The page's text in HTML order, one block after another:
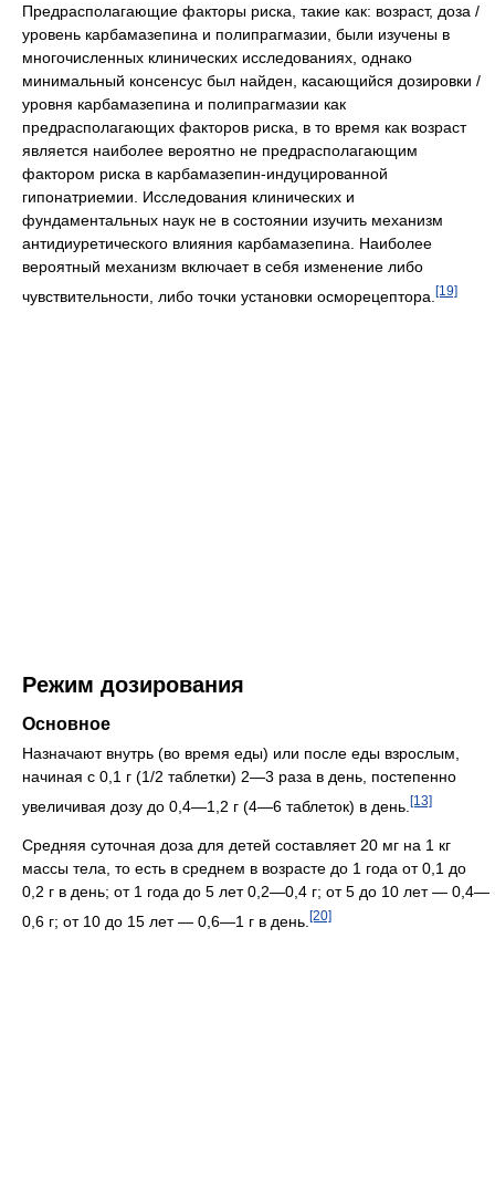
Предрасполагающие факторы риска, такие как: возраст, доза /
уровень карбамазепина и полипрагмазии, были изучены в
многочисленных клинических исследованиях, однако
минимальный консенсус был найден, касающийся дозировки /
уровня карбамазепина и полипрагмазии как
предрасполагающих факторов риска, в то время как возраст
является наиболее вероятно не предрасполагающим
фактором риска в карбамазепин-индуцированной
гипонатриемии. Исследования клинических и
фундаментальных наук не в состоянии изучить механизм
антидиуретического влияния карбамазепина. Наиболее
вероятный механизм включает в себя изменение либо
чувствительности, либо точки установки осморецептора. [19]
Режим дозирования
Основное
Назначают внутрь (во время еды) или после еды взрослым,
начиная с 0,1 г (1/2 таблетки) 2—3 раза в день, постепенно
увеличивая дозу до 0,4—1,2 г (4—6 таблеток) в день. [13]
Средняя суточная доза для детей составляет 20 мг на 1 кг
массы тела, то есть в среднем в возрасте до 1 года от 0,1 до
0,2 г в день; от 1 года до 5 лет 0,2—0,4 г; от 5 до 10 лет — 0,4—
0,6 г; от 10 до 15 лет — 0,6—1 г в день. [20]